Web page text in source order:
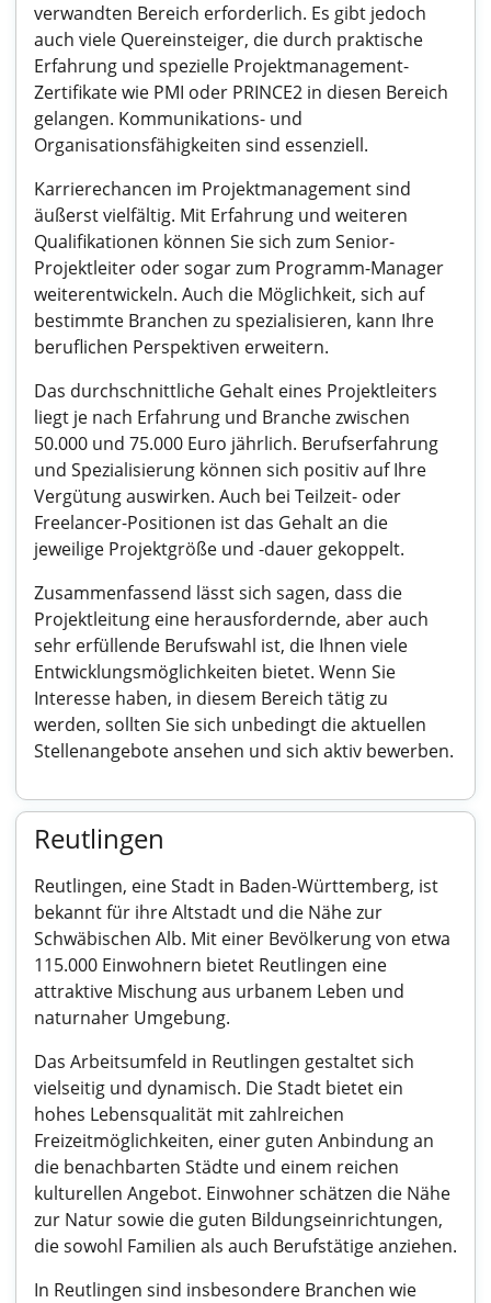
verwandten Bereich erforderlich. Es gibt jedoch
auch viele Quereinsteiger, die durch praktische
Erfahrung und spezielle Projektmanagement-
Zertifikate wie PMI oder PRINCE2 in diesen Bereich
gelangen. Kommunikations- und
Organisationsfähigkeiten sind essenziell.
Karrierechancen im Projektmanagement sind
äußerst vielfältig. Mit Erfahrung und weiteren
Qualifikationen können Sie sich zum Senior-
Projektleiter oder sogar zum Programm-Manager
weiterentwickeln. Auch die Möglichkeit, sich auf
bestimmte Branchen zu spezialisieren, kann Ihre
beruflichen Perspektiven erweitern.
Das durchschnittliche Gehalt eines Projektleiters
liegt je nach Erfahrung und Branche zwischen
50.000 und 75.000 Euro jährlich. Berufserfahrung
und Spezialisierung können sich positiv auf Ihre
Vergütung auswirken. Auch bei Teilzeit- oder
Freelancer-Positionen ist das Gehalt an die
jeweilige Projektgröße und -dauer gekoppelt.
Zusammenfassend lässt sich sagen, dass die
Projektleitung eine herausfordernde, aber auch
sehr erfüllende Berufswahl ist, die Ihnen viele
Entwicklungsmöglichkeiten bietet. Wenn Sie
Interesse haben, in diesem Bereich tätig zu
werden, sollten Sie sich unbedingt die aktuellen
Stellenangebote ansehen und sich aktiv bewerben.
Reutlingen
Reutlingen, eine Stadt in Baden-Württemberg, ist
bekannt für ihre Altstadt und die Nähe zur
Schwäbischen Alb. Mit einer Bevölkerung von etwa
115.000 Einwohnern bietet Reutlingen eine
attraktive Mischung aus urbanem Leben und
naturnaher Umgebung.
Das Arbeitsumfeld in Reutlingen gestaltet sich
vielseitig und dynamisch. Die Stadt bietet ein
hohes Lebensqualität mit zahlreichen
Freizeitmöglichkeiten, einer guten Anbindung an
die benachbarten Städte und einem reichen
kulturellen Angebot. Einwohner schätzen die Nähe
zur Natur sowie die guten Bildungseinrichtungen,
die sowohl Familien als auch Berufstätige anziehen.
In Reutlingen sind insbesondere Branchen wie